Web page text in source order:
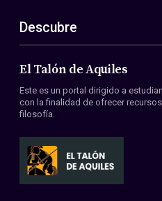
ES
EN
Acerca de nosotros
Miembros
Convenios
Descubre
El Talón de Aquiles
Este es un portal dirigido a
con la finalidad de ofrecer
filosofía.